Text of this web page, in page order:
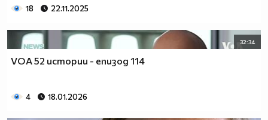
18 22.11.2025
32:34
VOA 52 истории - епизод 114
4 18.01.2026